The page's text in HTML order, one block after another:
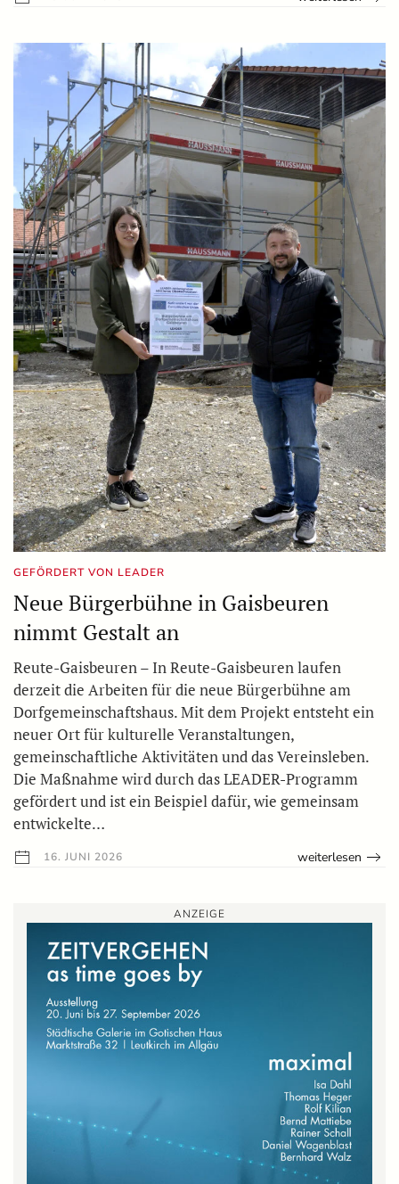
GEFÖRDERT VON LEADER
Neue Bürgerbühne in Gaisbeuren
nimmt Gestalt an
Reute-Gaisbeuren – In Reute-Gaisbeuren laufen
derzeit die Arbeiten für die neue Bürgerbühne am
Dorfgemeinschaftshaus. Mit dem Projekt entsteht ein
neuer Ort für kulturelle Veranstaltungen,
gemeinschaftliche Aktivitäten und das Vereinsleben.
Die Maßnahme wird durch das LEADER-Programm
gefördert und ist ein Beispiel dafür, wie gemeinsam
entwickelte…
16. JUNI 2026 weiterlesen
ANZEIGE